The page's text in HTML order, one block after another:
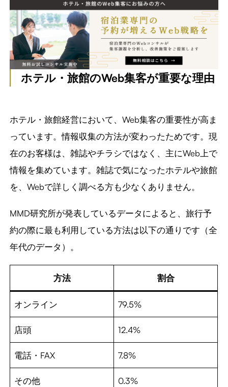
ホテル・旅館のWeb集客が重要な理由
ホテル・旅館経営において、Web集客の重要性が高ま
っています。情報収集の方法が変わったためです。現
在のお客様は、雑誌やチラシではなく、主にWeb上で
情報を集めています。雑誌で気になったホテルや旅館
を、Webで詳しく調べる方も少なくありません。
MMD研究所が発表しているデータによると、旅行予
約の際に最も利用している方法は以下の通りです（全
年代のデータ）。
方法 割合
オンライン 79.5%
店頭 12.4%
電話・FAX 7.8%
その他 0.3%